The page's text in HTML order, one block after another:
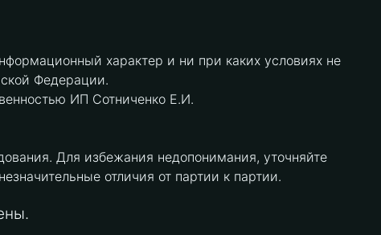
характер и ни при каких условиях не
Федерации.
ИП Сотниченко Е.И.
Для избежания недопонимания, уточняйте
отличия от партии к партии.